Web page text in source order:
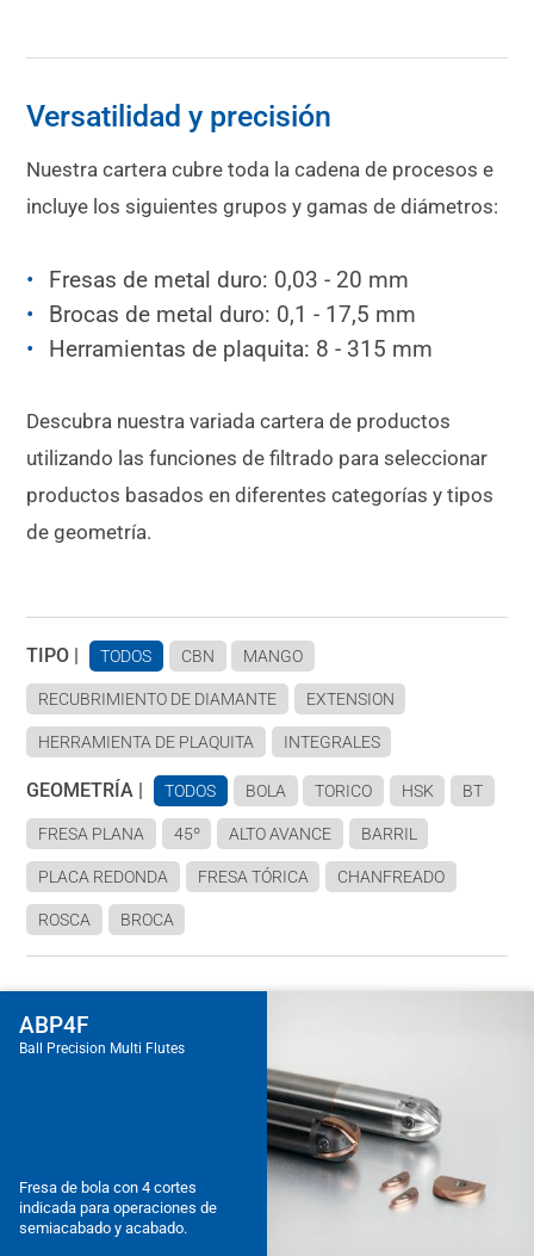
Versatilidad y precisión
Nuestra cartera cubre toda la cadena de procesos e
incluye los siguientes grupos y gamas de diámetros:
Fresas de metal duro: 0,03 - 20 mm
Brocas de metal duro: 0,1 - 17,5 mm
Herramientas de plaquita: 8 - 315 mm
Descubra nuestra variada cartera de productos
utilizando las funciones de filtrado para seleccionar
productos basados en diferentes categorías y tipos
de geometría.
TIPO | TODOS CBN MANGO
RECUBRIMIENTO DE DIAMANTE EXTENSION
HERRAMIENTA DE PLAQUITA INTEGRALES
GEOMETRÍA | TODOS BOLA TORICO HSK BT
FRESA PLANA 45º ALTO AVANCE BARRIL
PLACA REDONDA FRESA TÓRICA CHANFREADO
ROSCA BROCA
ABP4F
Ball Precision Multi Flutes
Fresa de bola con 4 cortes
indicada para operaciones de
semiacabado y acabado.